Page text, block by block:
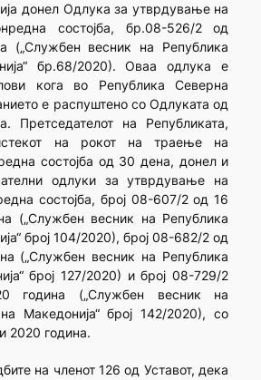
донел Одлука за утврдување на
состојба, бр.08-526/2 од
(„Службен весник на Република
бр.68/2020). Оваа одлука е
кога во Република Северна
е распуштено со Одлуката од
Претседателот на Републиката,
на рокот на траење на
состојба од 30 дена, донел и
одлуки за утврдување на
состојба, број 08-607/2 од 16
(„Службен весник на Република
број 104/2020), број 08-682/2 од
(„Службен весник на Република
број 127/2020) и број 08-729/2
година („Службен весник на
Македонија“ број 142/2020), со
2020 година.
на членот 126 од Уставот, дека